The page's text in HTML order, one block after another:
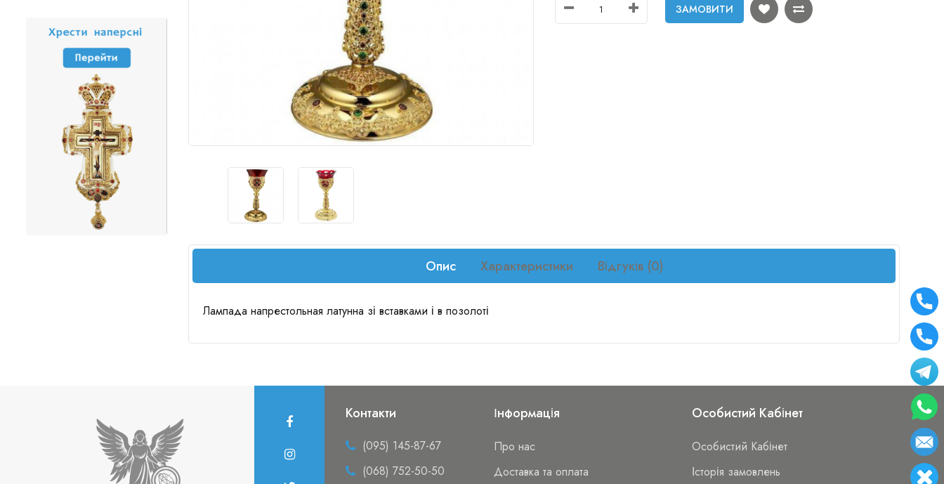
ЗАМОВИТИ
Опис Характеристики Відгуків (0)
Лампада напрестольная латунна зі вставками і в позолоті
Контакти
(095) 145-87-67
(068) 752-50-50
Інформація
Про нас
Доставка та оплата
Особистий Кабінет
Особистий Кабінет
Історія замовлень